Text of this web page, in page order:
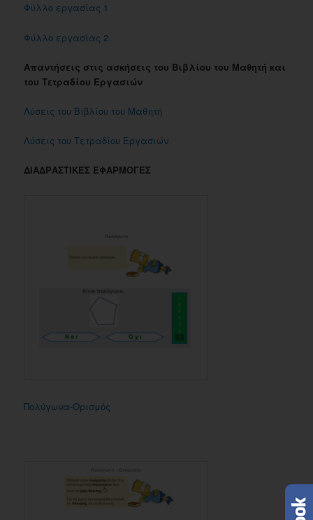
Φύλλο εργασίας 1
Φύλλο εργασίας 2
Απαντήσεις στις ασκήσεις του Βιβλίου του Μαθητή και
του Τετραδίου Εργασιών
Λύσεις του Βιβλίου του Μαθητή
Λύσεις του Τετραδίου Εργασιών
ΔΙΑΔΡΑΣΤΙΚΕΣ ΕΦΑΡΜΟΓΕΣ
Πολύγωνα-Ορισμός